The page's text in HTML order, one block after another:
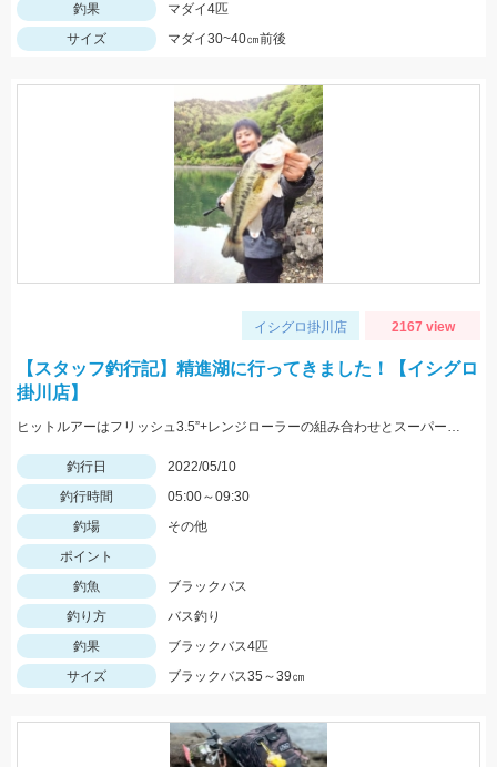
釣果
マダイ4匹
サイズ
マダイ30~40㎝前後
イシグロ掛川店 2167 view
【スタッフ釣行記】精進湖に行ってきました！【イシグロ
掛川店】
ヒットルアーはフリッシュ3.5”+レンジローラーの組み合わせとスーパースレッジでした！
釣行日
2022/05/10
釣行時間
05:00～09:30
釣場
その他
ポイント
釣魚
ブラックバス
釣り方
バス釣り
釣果
ブラックバス4匹
サイズ
ブラックバス35～39㎝